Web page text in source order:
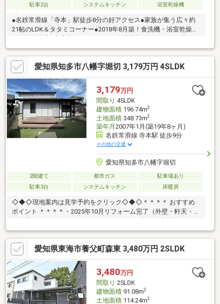
駐車2台
システムキッチン 浴室乾燥機
●名鉄常滑線「寺本」駅徒歩8分の好アクセス●家族が集う広々約
21帖のLDK＆タタミコーナー●2018年8月築！食洗機・浴室乾燥機
●高気密高断熱住宅＆複層ガラスで年中快適・省エネ●普通車2台
分のカースペースを確保●コンビニ徒歩4分、スーパーやドラッグ
ストアも身近で生活至便
愛知県知多市八幡字堀切 3,179万円 4SLDK
3,179万円
間取り 4SLDK
建物面積196.74m2
土地面積348.73m2
築年月 2007年1月(築19年8ヶ月)
名鉄常滑線 寺本駅 徒歩9分
その他の交通
愛知県知多市八幡字堀切
2階建て 都市ガス
駐車場あり
駐車3台
システムキッチン 床暖房
◇◆◇現地案内は見学予約をクリック◇◆◇＊＊＊＊ おすすめ
ポイント ＊＊＊＊・2025年10月リフォーム完了（外壁・軒天・雨
ウスクリーニング等）・ウッドデッキ付き♪・床暖房完備☆＊＊
＊＊＊＊＊＊＊＊＊＊＊＊＊＊ ーーライフ・インフォメーショ
ンーー・八幡小学校（徒歩約19分）・八幡中学校（徒歩約17分）
ーーーーーーーーーーーーーーーーー Ｍ＆Ｋホームでは、◆お客
様第一目線のスタッフが親身になってお家探しのサポートを致し
ます！！◆住宅ローンアドバイザーによる資金相談が可能です♪
愛知県東海市養父町森東 3,480万円 2SLDK
3,480万円
間取り 2SLDK
建物面積91.08m2
土地面積114.24m2